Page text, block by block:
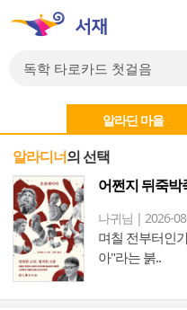
알라딘 마을
알라디너의 선택
어쩐지 뒤죽박
나귀님 | 2026-
며칠 전부터인
아"라는 붉..